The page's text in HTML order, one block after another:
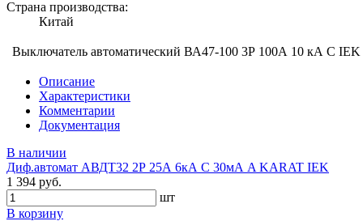
Страна производства:
Китай
Выключатель автоматический ВА47-100 3Р 100А 10 кА С IEK
Описание
Характеристики
Комментарии
Документация
В наличии
Диф.автомат АВДТ32 2Р 25А 6кА С 30мА A KARAT IEK
1 394 руб.
шт
В корзину